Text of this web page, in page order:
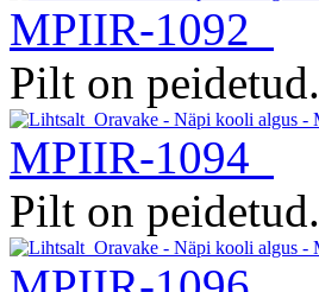
MPIIR-1092
Pilt on peidetud.
MPIIR-1094
Pilt on peidetud.